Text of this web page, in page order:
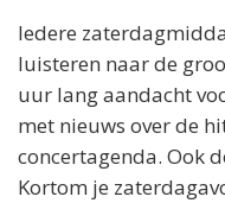
Iedere
luisteren naar de
uur lang aandacht
met nieuws over de
concertagenda. Ook
Kortom je